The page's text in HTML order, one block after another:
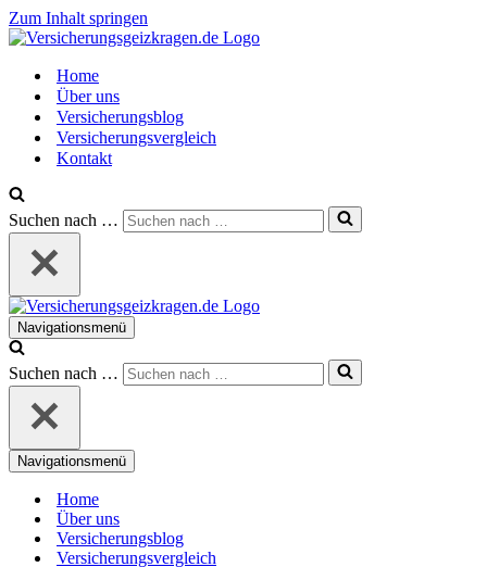
Zum Inhalt springen
Home
Über uns
Versicherungsblog
Versicherungsvergleich
Kontakt
Suchen nach …
Navigationsmenü
Suchen nach …
Navigationsmenü
Home
Über uns
Versicherungsblog
Versicherungsvergleich